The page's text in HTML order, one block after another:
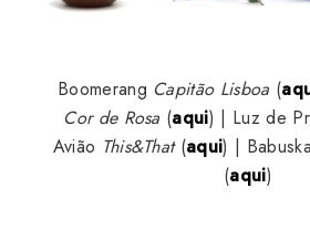
Boomerang Capitão Lisboa (
Cor de Rosa (aqui) | Luz de
Avião This&That (aqui) |
(aqui)